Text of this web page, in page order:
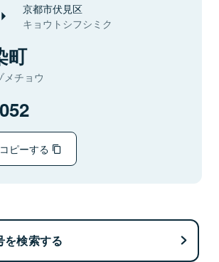
京都市伏見区
キョウトシフシミク
町
メチョウ
ピーする
を検索する